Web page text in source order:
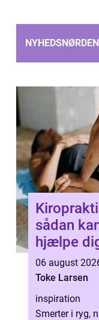
sådan
hjælpe
06 august
Toke Larsen
inspiration
Smerter i ryg,